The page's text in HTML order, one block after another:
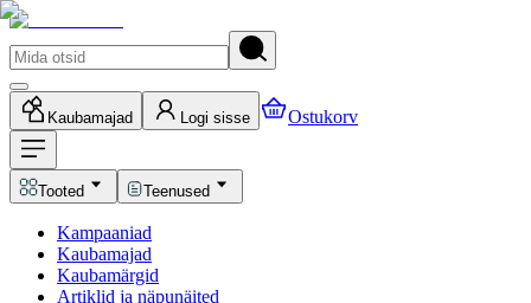
Kaubamajad Logi sisse Ostukorv
Tooted Teenused
Kampaaniad
Kaubamajad
Kaubamärgid
Artiklid ja näpunäited